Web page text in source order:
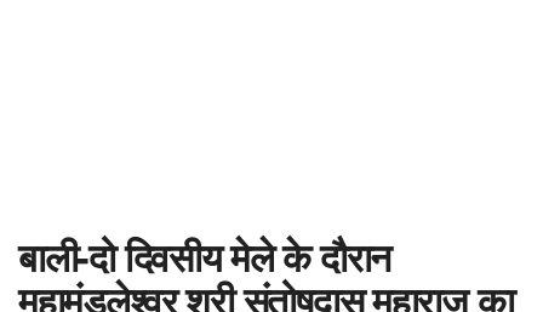
बाली-दो दिवसीय मेले के दौरान
महामंडलेश्वर श्री संतोषदास महाराज का